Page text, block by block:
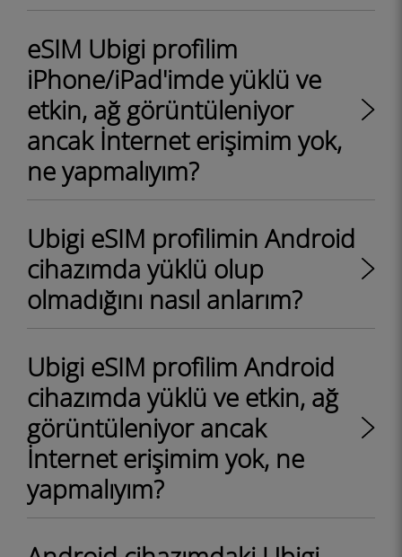
eSIM Ubigi profilim
iPhone/iPad'imde yüklü ve
etkin, ağ görüntüleniyor
ancak İnternet erişimim yok,
ne yapmalıyım?
Ubigi eSIM profilimin Android
cihazımda yüklü olup
olmadığını nasıl anlarım?
Ubigi eSIM profilim Android
cihazımda yüklü ve etkin, ağ
görüntüleniyor ancak
İnternet erişimim yok, ne
yapmalıyım?